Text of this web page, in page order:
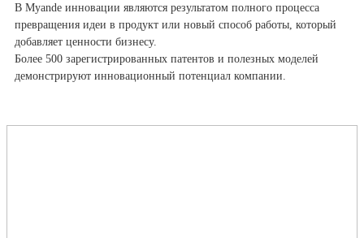
В Myande инновации являются результатом полного процесса
превращения идеи в продукт или новый способ работы, который
добавляет ценности бизнесу.
Более 500 зарегистрированных патентов и полезных моделей
демонстрируют инновационный потенциал компании.